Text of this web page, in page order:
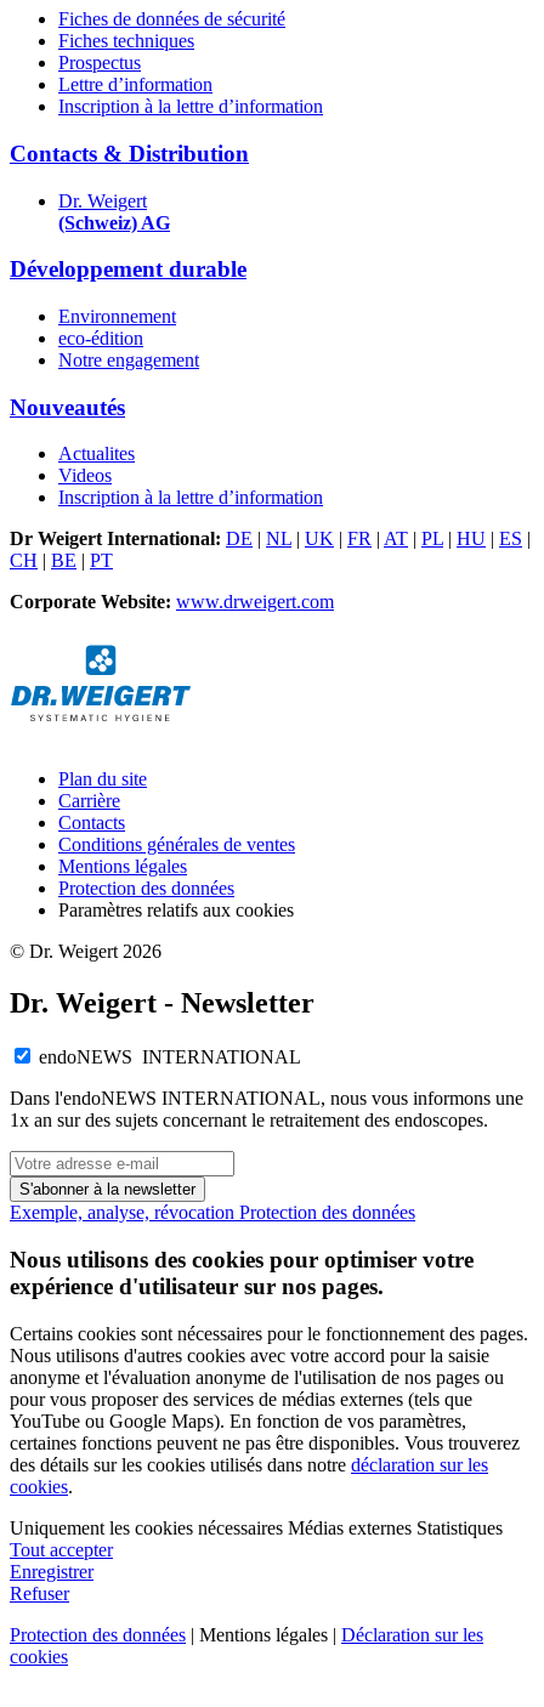
Fiches de données de sécurité
Fiches techniques
Prospectus
Lettre d’information
Inscription à la lettre d’information
Contacts & Distribution
Dr. Weigert
(Schweiz) AG
Développement durable
Environnement
eco-édition
Notre engagement
Nouveautés
Actualites
Videos
Inscription à la lettre d’information
Dr Weigert International: DE | NL | UK | FR | AT | PL | HU | ES |
CH | BE | PT
Corporate Website: www.drweigert.com
Plan du site
Carrière
Contacts
Conditions générales de ventes
Mentions légales
Protection des données
Paramètres relatifs aux cookies
© Dr. Weigert 2026
Dr. Weigert - Newsletter
endoNEWS INTERNATIONAL
Dans l'endoNEWS INTERNATIONAL, nous vous informons une
1x an sur des sujets concernant le retraitement des endoscopes.
S'abonner à la newsletter
Exemple, analyse, révocation Protection des données
Nous utilisons des cookies pour optimiser votre
expérience d'utilisateur sur nos pages.
Certains cookies sont nécessaires pour le fonctionnement des pages.
Nous utilisons d'autres cookies avec votre accord pour la saisie
anonyme et l'évaluation anonyme de l'utilisation de nos pages ou
pour vous proposer des services de médias externes (tels que
YouTube ou Google Maps). En fonction de vos paramètres,
certaines fonctions peuvent ne pas être disponibles. Vous trouverez
des détails sur les cookies utilisés dans notre déclaration sur les
cookies.
Uniquement les cookies nécessaires Médias externes Statistiques
Tout accepter
Enregistrer
Refuser
Protection des données | Mentions légales | Déclaration sur les
cookies